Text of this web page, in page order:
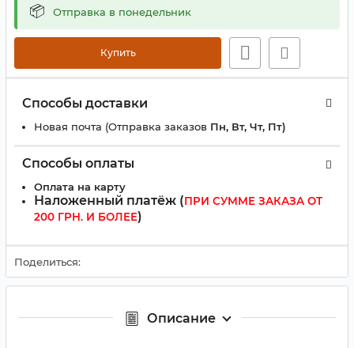
📦 Отправка в понедельник
Купить
Способы доставки
Новая почта (Отправка заказов Пн, Вт, Чт, Пт)
Способы оплаты
Оплата на карту
Наложенный платёж (ПРИ СУММЕ ЗАКАЗА ОТ
200 ГРН. И БОЛЕЕ)
Поделиться:
Описание